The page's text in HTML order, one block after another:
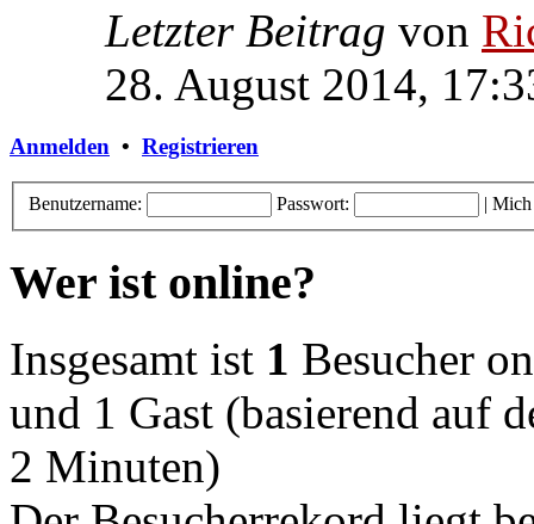
Letzter Beitrag von
28. August 2014,
Anmelden • Registrieren
Benutzername: Passwort: | Mich
Wer ist online?
Insgesamt ist 1 Besucher
und 1 Gast (basierend auf
2 Minuten)